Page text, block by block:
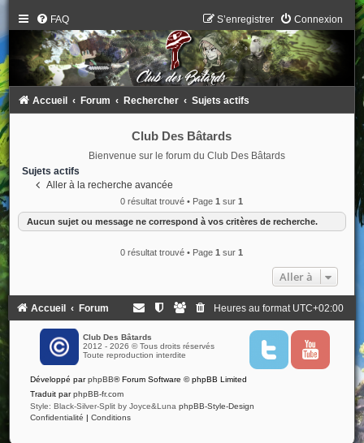
FAQ Connexion
S’enregistrer
Accueil Forum Rechercher Sujets actifs
Club Des Bâtards
Bienvenue sur le forum du Club Des Bâtards
Sujets actifs
Aller à la recherche avancée
0 résultat trouvé • Page1 sur1
Aucun sujet ou message ne correspond à vos critères de recherche.
0 résultat trouvé • Page1 sur1
Aller à
Accueil Forum Heures au format UTC+02:00
Club Des Bâtards
2012 - 2026 © Tous droits réservés
Toute reproduction interdite
T
i
Y
u
Développé parphpBB® Forum Software © phpBB Limited
Traduit parphpBB-fr.com
Style: Black-Silver-Split by Joyce&Luna phpBB-Style-Design
Confidentialité | Conditions